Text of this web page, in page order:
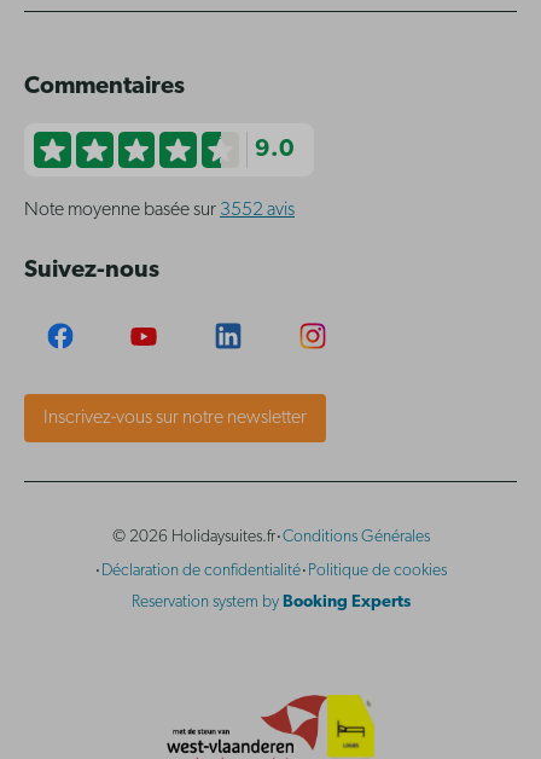
Commentaires
9.0
Note moyenne basée sur 3552 avis
Suivez-nous
Inscrivez-vous sur notre newsletter
© 2026 Holidaysuites.fr·Conditions Générales
· Déclaration de confidentialité· Politique de cookies
Reservation system by Booking Experts